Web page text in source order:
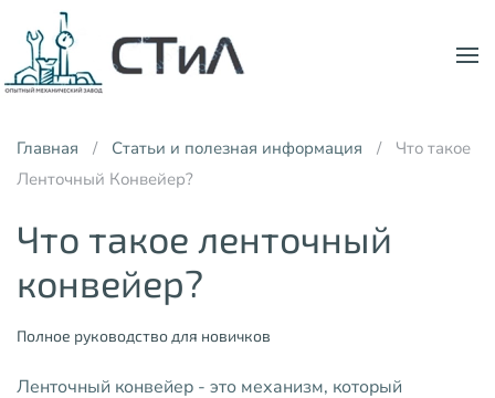
Skip to main content
Главная Статьи и полезная информация
Что такое
Ленточный Конвейер?
Что такое ленточный
конвейер?
Полное руководство для новичков
Ленточный конвейер - это механизм, который